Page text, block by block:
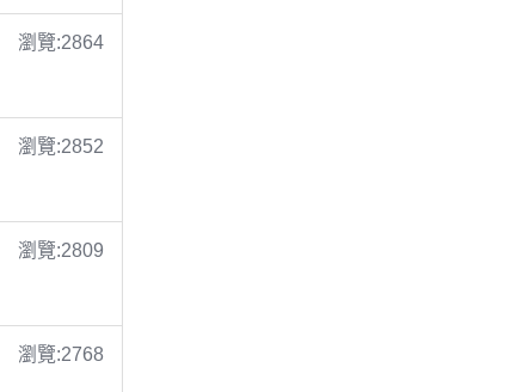
瀏覽:2864
瀏覽:2852
瀏覽:2809
瀏覽:2768